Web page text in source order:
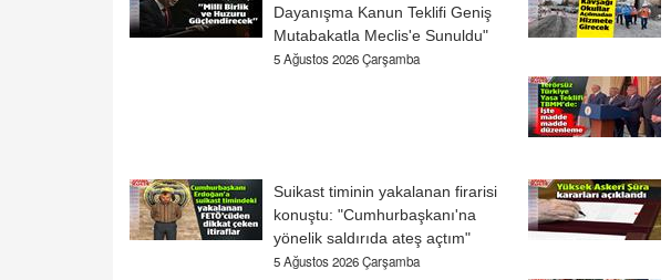
Dayanışma Kanun Teklifi Geniş
Mutabakatla Meclis'e Sunuldu"
5 Ağustos 2026 Çarşamba
Suikast timinin yakalanan firarisi
konuştu: "Cumhurbaşkanı'na
yönelik saldırıda ateş açtım"
5 Ağustos 2026 Çarşamba